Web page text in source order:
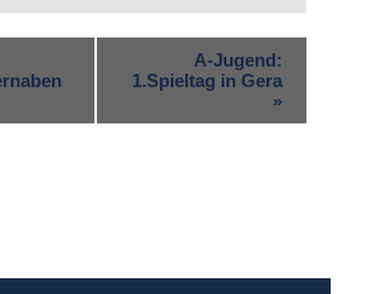
A-Jugend:
1.Spieltag in Gera
»